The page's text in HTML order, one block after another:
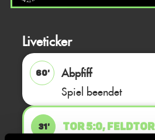
Liveticker
60'
Abpfiff
Spiel beendet
31' TOR 5:0, FELDTOR